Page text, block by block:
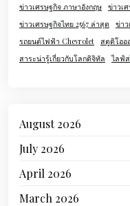
ข่าวเศรษฐกิจ ภาษาอังกฤษ ข่าวเ
ข่าวเศรษฐกิจไทย 2567 ล่าสุด
ข่าว
รถยนต์ไฟฟ้า Chevrolet สตูดิโออ
สาระน่ารู้เกี่ยวกับโลกดิจิทัล
ไลฟ์
August 2026
July 2026
April 2026
March 2026